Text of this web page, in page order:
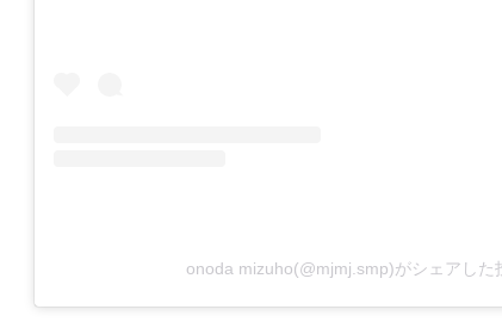
onoda mizuho(@mjmj.smp)がシェアした